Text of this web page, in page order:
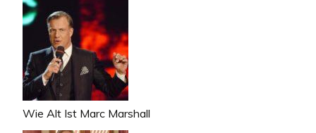
Wie Alt Ist Marc Marshall